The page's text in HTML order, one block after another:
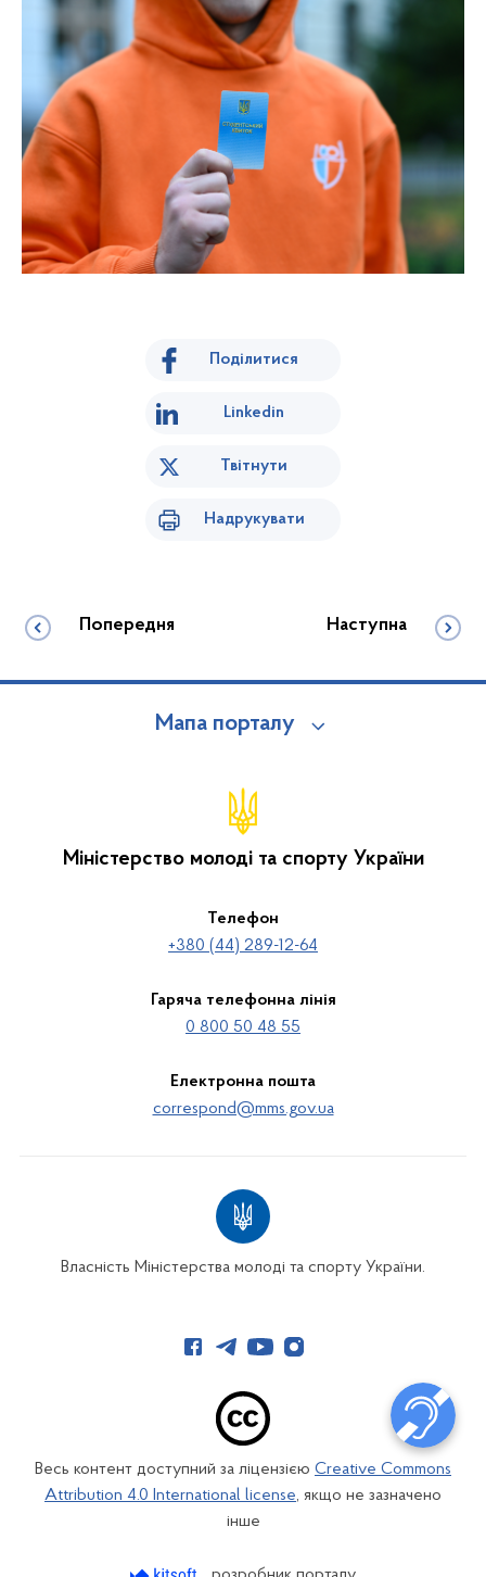
Поділитися
Linkedin
Твітнути
Надрукувати
Попередня Наступна
Мапа порталу
Міністерство молоді та спорту України
Телефон
+380 (44) 289-12-64
Гаряча телефонна лінія
0 800 50 48 55
Електронна пошта
correspond@mms.gov.ua
Власність Міністерства молоді та спорту України.
Весь контент доступний за ліцензією Creative Commons
Attribution 4.0 International license, якщо не зазначено
інше